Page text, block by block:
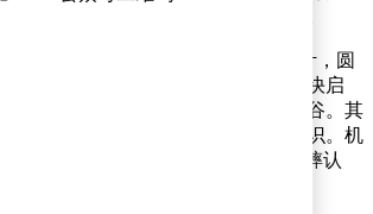
大底五摄光学方案，售价7499元起。
Ultra镜头Deco采用“大师之眼”设计，圆
形内环，并加入橙色装饰环与橙色快启
色：大地苔原、极地冰川、绒砂峡谷。其
属与皮革拼接，并印有哈苏品牌标识。机
玻璃，官方称通过SGS五星抗跌耐摔认
、IP69级防尘防水。